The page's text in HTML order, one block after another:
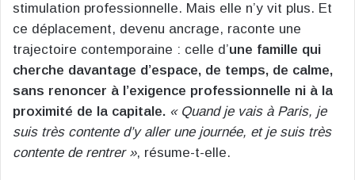
stimulation professionnelle. Mais elle n’y vit plus. Et
ce déplacement, devenu ancrage, raconte une
trajectoire contemporaine : celle d’une famille qui
cherche davantage d’espace, de temps, de calme,
sans renoncer à l’exigence professionnelle ni à la
proximité de la capitale. « Quand je vais à Paris, je
suis très contente d’y aller une journée, et je suis très
contente de rentrer », résume-t-elle.